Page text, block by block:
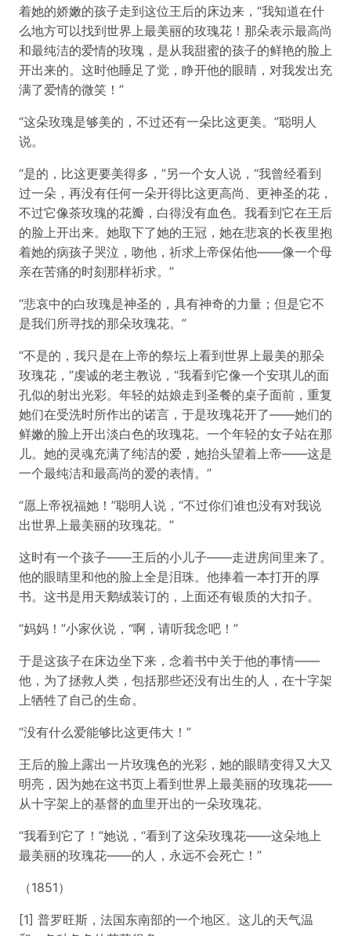
着她的娇嫩的孩子走到这位王后的床边来，“我知道在什
么地方可以找到世界上最美丽的玫瑰花！那朵表示最高尚
和最纯洁的爱情的玫瑰，是从我甜蜜的孩子的鲜艳的脸上
开出来的。这时他睡足了觉，睁开他的眼睛，对我发出充
满了爱情的微笑！”
“这朵玫瑰是够美的，不过还有一朵比这更美。”聪明人
说。
“是的，比这更要美得多，”另一个女人说，“我曾经看到
过一朵，再没有任何一朵开得比这更高尚、更神圣的花，
不过它像茶玫瑰的花瓣，白得没有血色。我看到它在王后
的脸上开出来。她取下了她的王冠，她在悲哀的长夜里抱
着她的病孩子哭泣，吻他，祈求上帝保佑他——像一个母
亲在苦痛的时刻那样祈求。”
“悲哀中的白玫瑰是神圣的，具有神奇的力量；但是它不
是我们所寻找的那朵玫瑰花。”
“不是的，我只是在上帝的祭坛上看到世界上最美的那朵
玫瑰花，”虔诚的老主教说，“我看到它像一个安琪儿的面
孔似的射出光彩。年轻的姑娘走到圣餐的桌子面前，重复
她们在受洗时所作出的诺言，于是玫瑰花开了——她们的
鲜嫩的脸上开出淡白色的玫瑰花。一个年轻的女子站在那
儿。她的灵魂充满了纯洁的爱，她抬头望着上帝——这是
一个最纯洁和最高尚的爱的表情。”
“愿上帝祝福她！”聪明人说，“不过你们谁也没有对我说
出世界上最美丽的玫瑰花。”
这时有一个孩子——王后的小儿子——走进房间里来了。
他的眼睛里和他的脸上全是泪珠。他捧着一本打开的厚
书。这书是用天鹅绒装订的，上面还有银质的大扣子。
“妈妈！”小家伙说，“啊，请听我念吧！”
于是这孩子在床边坐下来，念着书中关于他的事情——
他，为了拯救人类，包括那些还没有出生的人，在十字架
上牺牲了自己的生命。
“没有什么爱能够比这更伟大！”
王后的脸上露出一片玫瑰色的光彩，她的眼睛变得又大又
明亮，因为她在这书页上看到世界上最美丽的玫瑰花——
从十字架上的基督的血里开出的一朵玫瑰花。
“我看到它了！”她说，“看到了这朵玫瑰花——这朵地上
最美丽的玫瑰花——的人，永远不会死亡！”
（1851）
[1] 普罗旺斯，法国东南部的一个地区。这儿的天气温